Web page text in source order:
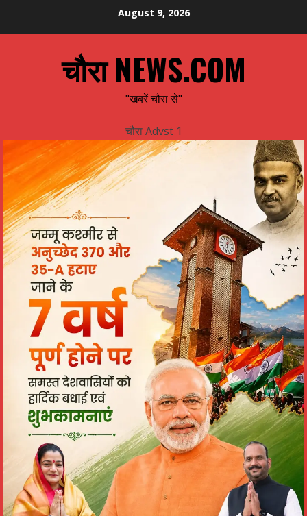
August 9, 2026
चौरा NEWS.COM
"खबरें चौरा से"
चौरा Advst 1